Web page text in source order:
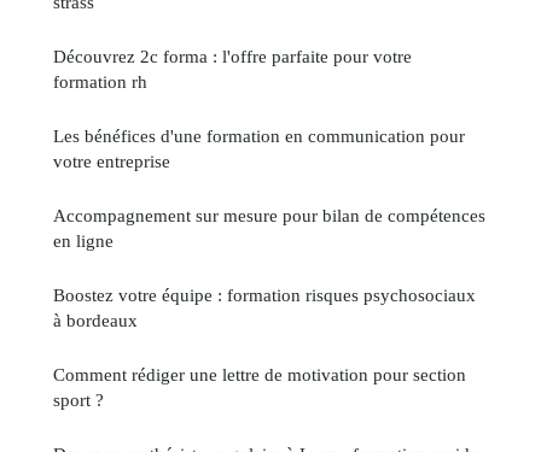
Découvrez 2c forma : l'offre parfaite pour votre
formation rh
Les bénéfices d'une formation en communication pour
votre entreprise
Accompagnement sur mesure pour bilan de compétences
en ligne
Boostez votre équipe : formation risques psychosociaux
à bordeaux
Comment rédiger une lettre de motivation pour section
sport ?